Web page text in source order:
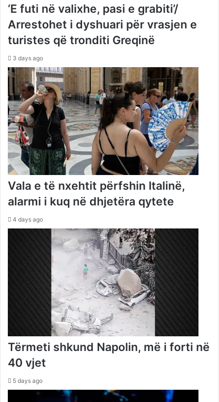
‘E futi në valixhe, pasi e grabiti’/
Arrestohet i dyshuari për vrasjen e
turistes që tronditi Greqinë
3 days ago
Vala e të nxehtit përfshin Italinë,
alarmi i kuq në dhjetëra qytete
4 days ago
Tërmeti shkund Napolin, më i forti në
40 vjet
5 days ago